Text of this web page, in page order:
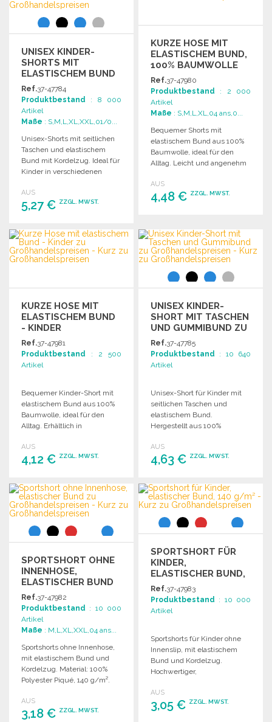
UNISEX KINDER-
SHORTS MIT
ELASTISCHEM BUND
UND TASCHEN
Ref.37-47784
Produktbestand : 8 000
Artikel
Maße : S,M,L,XL,XXL,01/0...
Unisex-Shorts mit seitlichen
Taschen und elastischem
Bund mit Kordelzug. Ideal für
Kinder in verschiedenen
AUS
5,27 € ZZGL. MWST.
BESTELLEN
Angebot anfordern
KURZE HOSE MIT
ELASTISCHEM BUND,
100% BAUMWOLLE
Ref.37-47980
Produktbestand : 2 000
Artikel
Maße : S,M,L,XL,04 ans,0...
Bequemer Shorts mit
elastischem Bund aus 100%
Baumwolle, ideal für den
Alltag. Leicht und angenehm
AUS
4,48 € ZZGL. MWST.
Angebot anfordern
KURZE HOSE MIT
ELASTISCHEM BUND
- KINDER
Ref.37-47981
Produktbestand : 2 500
Artikel
Bequemer Kinder-Short mit
elastischem Bund aus 100%
Baumwolle, ideal für den
Alltag. Erhältlich in
AUS
4,12 € ZZGL. MWST.
BESTELLEN
Angebot anfordern
UNISEX KINDER-
SHORT MIT TASCHEN
UND GUMMIBUND ZU
GROSSHANDELSPREISEN
Ref.37-47785
Produktbestand : 10 640
Artikel
Unisex-Short für Kinder mit
seitlichen Taschen und
elastischem Bund.
Hergestellt aus 100%
Freizeitaktivitäten.
AUS
4,63 € ZZGL. MWST.
BESTELLEN
Angebot anfordern
SPORTSHORT OHNE
INNENHOSE,
ELASTISCHER BUND
Ref.37-47982
Produktbestand : 10 000
Artikel
Maße : M,L,XL,XXL,04 ans...
Sportshorts ohne Innenhose,
mit elastischem Bund und
Kordelzug. Material: 100%
Polyester Piqué, 140 g/m².
AUS
3,18 € ZZGL. MWST.
SPORTSHORT FÜR
KINDER,
ELASTISCHER BUND,
140 G/M² ZU
GROSSHANDELSPREISEN
Ref.37-47983
Produktbestand : 10 000
Artikel
Sportshorts für Kinder ohne
Innenslip, mit elastischem
Bund und Kordelzug.
Hochwertiger,
leicht zu waschen und
trocknen.
AUS
3,05 € ZZGL. MWST.